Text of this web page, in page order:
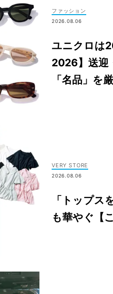
ファッション
2026.08.06
ユニクロは
2026】送迎
「名品」を
VERY STORE
2026.08.06
「トップス
も華やぐ【